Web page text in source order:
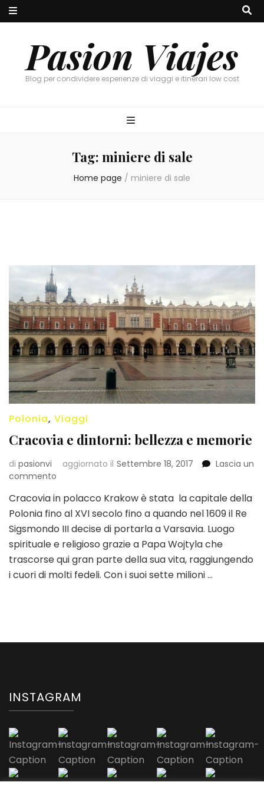
Pasion Viajes
Blog per condividere esperienze di viaggi e itinerari low cost
Tag: miniere di sale
Home page / miniere di sale
Polonia, Viaggi
Cracovia e dintorni: bellezza e memorie
di pasionvi aggiornato il Settembre 18, 2017
Lascia un
commento
e
dintorni:
bellezza
memorie
Cracovia in polacco Krakow è stata la capitale della
Polonia fino al XVI secolo fino a quando nel 1609 il Re
Sigsmondo III decise di portarla a Varsavia. Luogo
spirituale e religioso grazie a Papa Wojtyla che
trascorse qui gran parte della sua vita, raggiungendo
i cuori di molti fedeli. Con i suoi sette milioni …
INSTAGRAM